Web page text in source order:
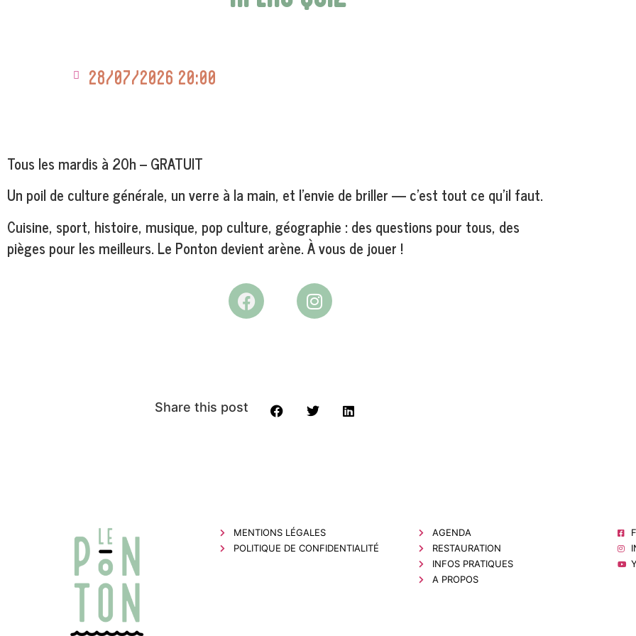
28/07/2026 20:00
Tous les mardis à 20h – GRATUIT
Un poil de culture générale, un verre à la main, et l’envie de briller — c’est tout ce qu’il faut.
Cuisine, sport, histoire, musique, pop culture, géographie : des questions pour tous, des
pièges pour les meilleurs. Le Ponton devient arène. À vous de jouer !
Share this post
MENTIONS LÉGALES
POLITIQUE DE CONFIDENTIALITÉ
AGENDA
RESTAURATION
INFOS PRATIQUES
A PROPOS